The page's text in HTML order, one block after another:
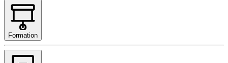
Formation